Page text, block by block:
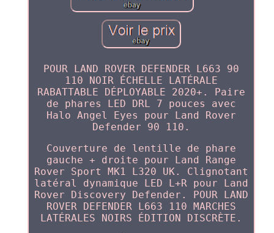
POUR LAND ROVER DEFENDER L663 90
110 NOIR ÉCHELLE LATÉRALE
RABATTABLE DÉPLOYABLE 2020+. Paire
de phares LED DRL 7 pouces avec
Halo Angel Eyes pour Land Rover
Defender 90 110.
Couverture de lentille de phare
gauche + droite pour Land Range
Rover Sport MK1 L320 UK. Clignotant
latéral dynamique LED L+R pour Land
Rover Discovery Defender. POUR LAND
ROVER DEFENDER L663 110 MARCHES
LATÉRALES NOIRS ÉDITION DISCRÈTE.